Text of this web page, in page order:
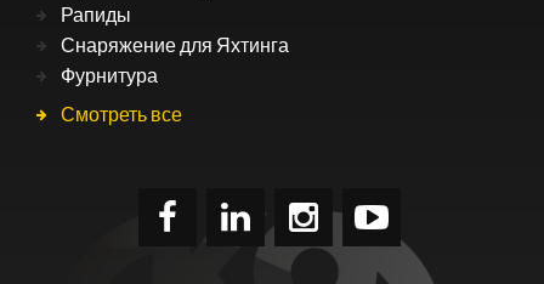
Рапиды
Снаряжение для Яхтинга
Фурнитура
Смотреть все